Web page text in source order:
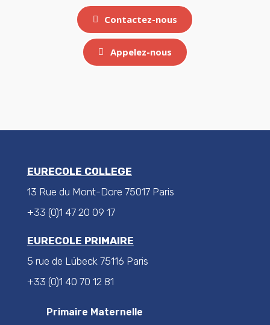
Contactez-nous
Appelez-nous
EURECOLE COLLEGE
13 Rue du Mont-Dore 75017 Paris
+33 (0)1 47 20 09 17
EURECOLE PRIMAIRE
5 rue de Lübeck 75116 Paris
+33 (0)1 40 70 12 81
Primaire Maternelle